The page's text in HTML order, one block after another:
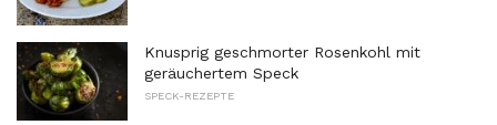
Knusprig geschmorter Rosenkohl mit
geräuchertem Speck
SPECK-REZEPTE